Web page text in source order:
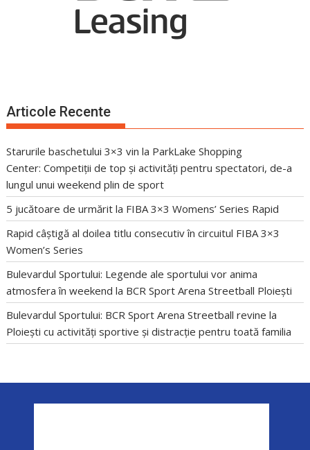
Articole Recente
Starurile baschetului 3×3 vin la ParkLake Shopping
Center: Competiții de top și activități pentru spectatori, de-a
lungul unui weekend plin de sport
5 jucătoare de urmărit la FIBA 3×3 Womens’ Series Rapid
Rapid câștigă al doilea titlu consecutiv în circuitul FIBA 3×3
Women’s Series
Bulevardul Sportului: Legende ale sportului vor anima
atmosfera în weekend la BCR Sport Arena Streetball Ploiești
Bulevardul Sportului: BCR Sport Arena Streetball revine la
Ploiești cu activități sportive și distracție pentru toată familia